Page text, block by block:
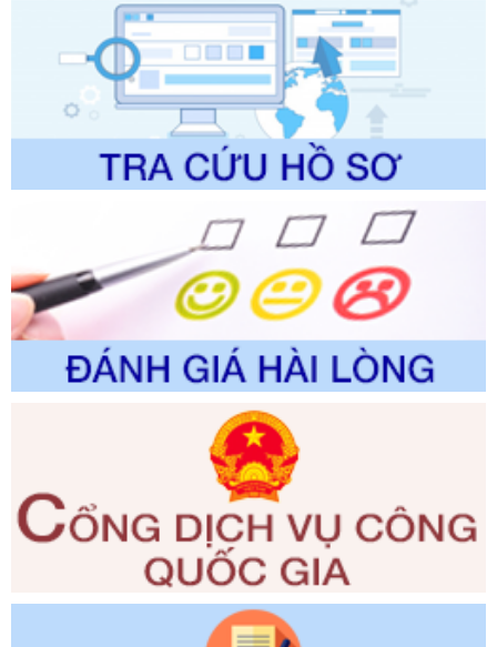
thao và Du lịch
Ngày ban hành: 01/06/2026
Số kí hiệu:2310/QĐ-UBND
Tên: Về việc công bố Danh mục thủ tục hành chính sửa
đổi, bổ sung và phê duyệt Quy trình nội bộ, quy trình điện tử
trong giải quyết thủtục hành chính lĩnh vực biến đổi khí hậu
thuộc phạm vi giải quyết của Sở Nông nghiệp và Môi
trường
2300/QĐ-UBND
Tên: V/v công bố danh mục thủ tục hành chính được sửa
đổi, bổ sung và phê duyệt quy trình nội bộ, quy trình điện tử
giải quyết thủ tục hành chính trong lĩnh vực Luật sư thuộc
phạm vi chức năng quản lý của Sở Tư pháp
Ngày ban hành: 01/06/2026
351/2025/NĐ-CP
Tên: Nghị định số 351/2025/NĐ-CP của Chính phủ: Quy
định chuẩn nghèo đa chiều quốc gia giai đoạn 2026 - 2030
Ngày ban hành: 29/12/2026
Số kí hiệu:
3014/QĐ-UBND
Tên: Quyết định về việc công bố danh mục thủ tục hành
chính ban hành mới, sửa đổi bổ sung trong lĩnh vực hỗ trợ
đầu tư, lĩnh vực đấu thầu lựa chọn nhà thầu thuộc thẩm
quyền giải quyết của Sở Tài chính và Ban Quản lý Khu kinh